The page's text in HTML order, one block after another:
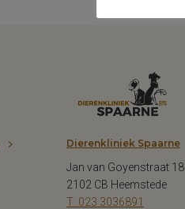
Dierenkliniek Spaarne
Jan van Goyenstraat 18
2102 CB Heemstede
T: 023 3036891